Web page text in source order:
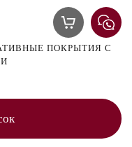
ПОКРЫТИЯ С